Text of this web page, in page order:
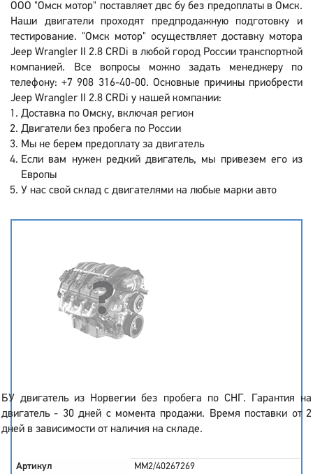
ООО "Омск мотор" поставляет двс бу без предоплаты в Омск.
Наши двигатели проходят предпродажную подготовку и
тестирование. "Омск мотор" осуществляет доставку мотора
Jeep Wrangler II 2.8 CRDi в любой город России транспортной
компанией. Все вопросы можно задать менеджеру по
телефону: +7 908 316-40-00. Основные причины приобрести
Jeep Wrangler II 2.8 CRDi у нашей компании:
Доставка по Омску, включая регион
Двигатели без пробега по России
Мы не берем предоплату за двигатель
Если вам нужен редкий двигатель, мы привезем его из
Европы
У нас свой склад с двигателями на любые марки авто
БУ двигатель из Норвегии без пробега по СНГ. Гарантия на
двигатель - 30 дней с момента продажи. Время поставки от 2
дней в зависимости от наличия на складе.
Артикул MM2/40267269